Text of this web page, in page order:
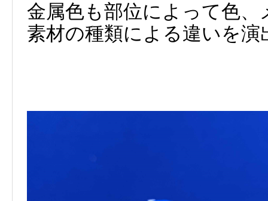
金属色も部位によって色
素材の種類による違いを演